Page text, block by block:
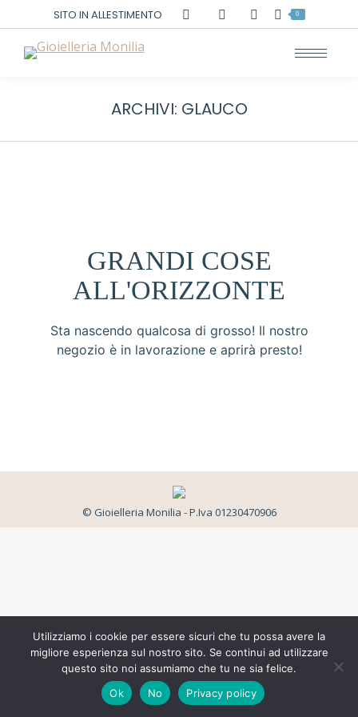
SITO IN ALLESTIMENTO Cerca: 0
ARCHIVI: GLAUCO
GRANDI COSE
ALL'ORIZZONTE
Sta nascendo qualcosa di grosso! Il nostro
negozio è in lavorazione e aprirà presto!
© Gioielleria Monilia - P.Iva 01230470906
Utilizziamo i cookie per essere sicuri che tu possa avere la
migliore esperienza sul nostro sito. Se continui ad utilizzare
questo sito noi assumiamo che tu ne sia felice.
Ok
No Privacy policy